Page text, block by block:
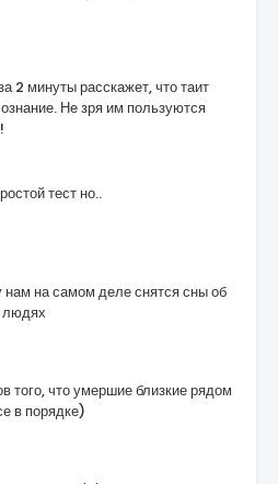
2 минуты расскажет, что таит
Не зря им пользуются
тест но..
нам на самом деле снятся сны об
того, что умершие близкие рядом
в порядке)